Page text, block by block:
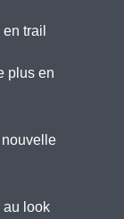
trail
plus en
au look